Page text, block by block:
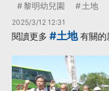
黎明幼兒園 土地
2025/3/12 12:31
閱讀更多 #土地有關的